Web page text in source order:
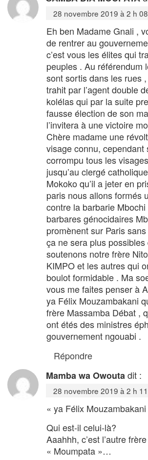
28 novembre 2019 à 2 h
Eh ben Madame Gnali ,
de rentrer au
c’est vous les élites qui
peuples . Au référendum
sont sortis dans les rues
trahit par l’agent double
kolélas qui par la suite
fausse élection de son
l’invitera à une victoire
Chère madame une
visage connu, cependant
corrompu tous les
jusqu’au clergé
Mokoko qu’il a jeter en
paris nous allons formés
contre la barbarie
barbares génocidaires
promènent sur Paris
ça ne sera plus possibles
soutenons notre frère
KIMPO et les autres qui
boulot formidable . Ma
vous me faites penser à
ya Félix Mouzambakani
frère Massamba Débat ,
ont étés des ministres
gouvernement ngouabi .
Répondre
Mamba wa Owoutadit :
28 novembre 2019 à 2 h
« ya Félix
Qui est-il celui-là?
Aaahhh, c’est l’autre
« Moumpata »…